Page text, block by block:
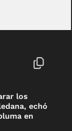
los
echó
en